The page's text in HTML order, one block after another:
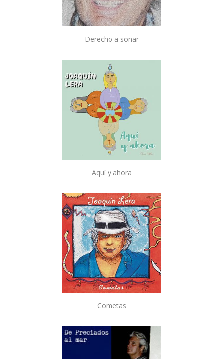
Derecho a sonar
Aquí y ahora
Cometas